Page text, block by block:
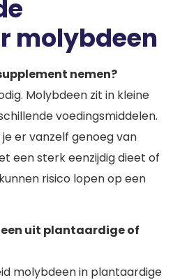
molybdeen
nemen?
Molybdeen zit in kleine
voedingsmiddelen.
er vanzelf genoeg van
een sterk eenzijdig dieet of
risico lopen op een
uit plantaardige of
molybdeen in plantaardige